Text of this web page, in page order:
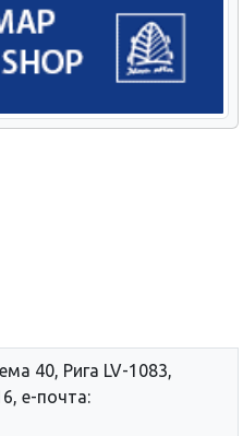
40, Рига LV-1083,
е-почта: